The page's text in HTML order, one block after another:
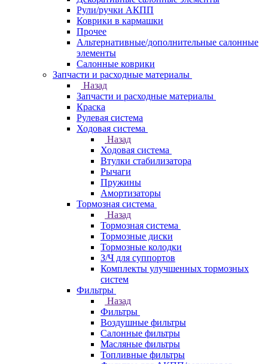
Рули/ручки АКПП
Коврики в кармашки
Прочее
Альтернативные/дополнительные салонные
элементы
Салонные коврики
Запчасти и расходные материалы
Назад
Запчасти и расходные материалы
Краска
Рулевая система
Ходовая система
Назад
Ходовая система
Втулки стабилизатора
Рычаги
Пружины
Амортизаторы
Тормозная система
Назад
Тормозная система
Тормозные диски
Тормозные колодки
З/Ч для суппортов
Комплекты улучшенных тормозных
систем
Фильтры
Назад
Фильтры
Воздушные фильтры
Салонные фильтры
Масляные фильтры
Топливные фильтры